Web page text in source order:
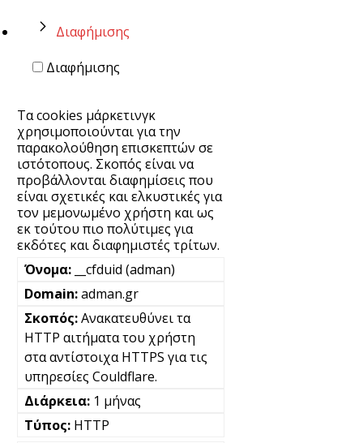
Διαφήμισης
Διαφήμισης
Τα cookies μάρκετινγκ
χρησιμοποιούνται για την
παρακολούθηση επισκεπτών σε
ιστότοπους. Σκοπός είναι να
προβάλλονται διαφημίσεις που
είναι σχετικές και ελκυστικές για
τον μεμονωμένο χρήστη και ως
εκ τούτου πιο πολύτιμες για
εκδότες και διαφημιστές τρίτων.
__cfduid (adman)
adman.gr
Ανακατευθύνει τα
HTTP αιτήματα του χρήστη
στα αντίστοιχα HTTPS για τις
υπηρεσίες Couldflare.
1 μήνας
HTTP